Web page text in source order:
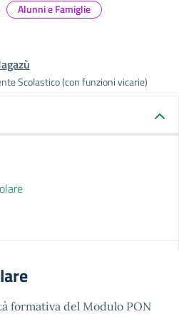
Alunni e Famiglie
Scolastico (con funzioni vicarie)
formativa del Modulo PON